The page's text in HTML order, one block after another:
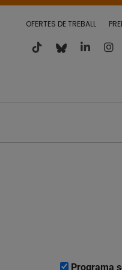
OFERTES DE TREBALL
Programa